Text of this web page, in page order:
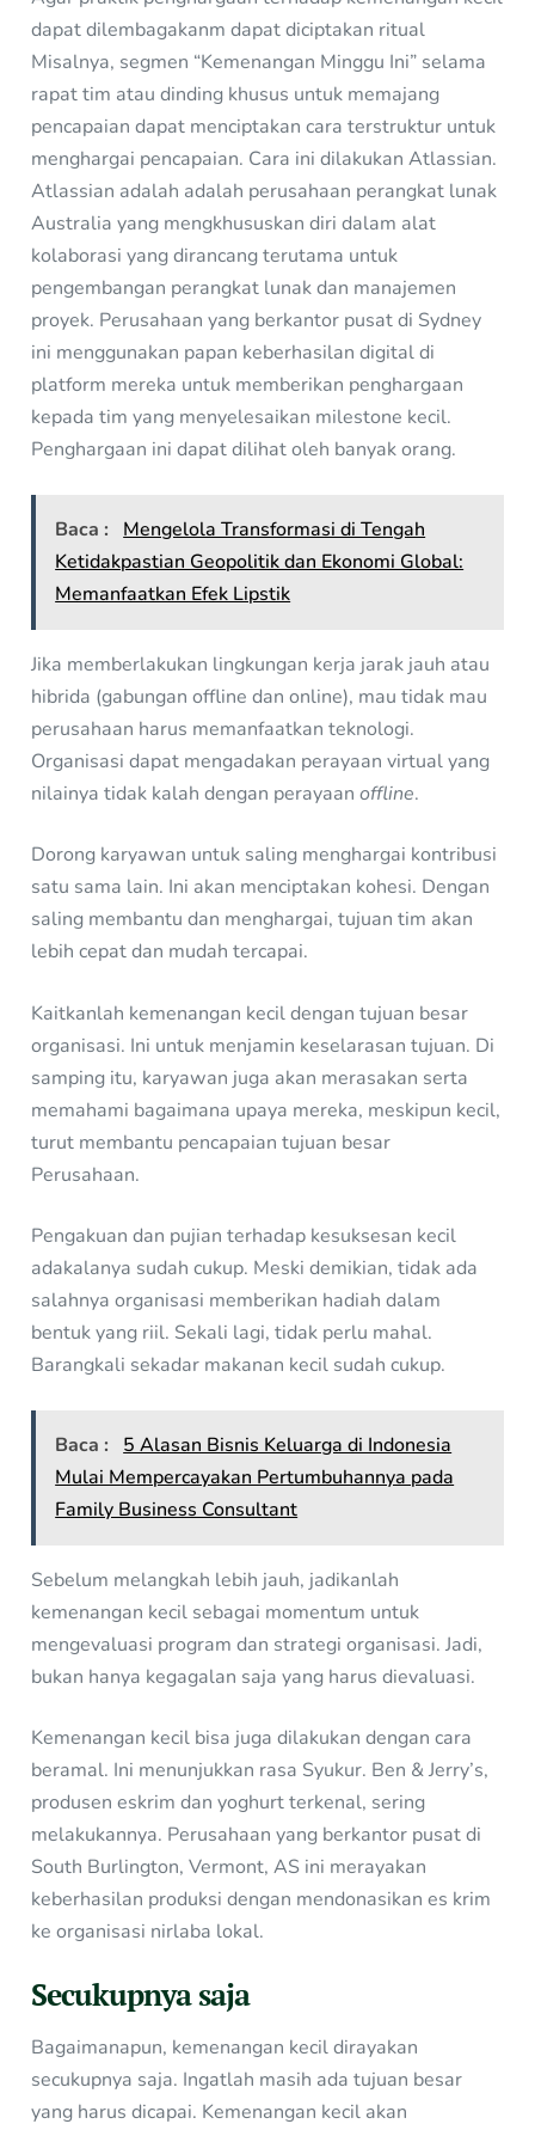
dapat dilembagakanm dapat diciptakan ritual
Misalnya, segmen “Kemenangan Minggu Ini” selama
rapat tim atau dinding khusus untuk memajang
pencapaian dapat menciptakan cara terstruktur untuk
menghargai pencapaian. Cara ini dilakukan Atlassian.
Atlassian adalah adalah perusahaan perangkat lunak
Australia yang mengkhususkan diri dalam alat
kolaborasi yang dirancang terutama untuk
pengembangan perangkat lunak dan manajemen
proyek. Perusahaan yang berkantor pusat di Sydney
ini menggunakan papan keberhasilan digital di
platform mereka untuk memberikan penghargaan
kepada tim yang menyelesaikan milestone kecil.
Penghargaan ini dapat dilihat oleh banyak orang.
Baca :
Mengelola Transformasi di Tengah
Ketidakpastian Geopolitik dan Ekonomi Global:
Memanfaatkan Efek Lipstik
Jika memberlakukan lingkungan kerja jarak jauh atau
hibrida (gabungan offline dan online), mau tidak mau
perusahaan harus memanfaatkan teknologi.
Organisasi dapat mengadakan perayaan virtual yang
nilainya tidak kalah dengan perayaanoffline.
Dorong karyawan untuk saling menghargai kontribusi
satu sama lain. Ini akan menciptakan kohesi. Dengan
saling membantu dan menghargai, tujuan tim akan
lebih cepat dan mudah tercapai.
Kaitkanlah kemenangan kecil dengan tujuan besar
organisasi. Ini untuk menjamin keselarasan tujuan. Di
samping itu, karyawan juga akan merasakan serta
memahami bagaimana upaya mereka, meskipun kecil,
turut membantu pencapaian tujuan besar
Perusahaan.
Pengakuan dan pujian terhadap kesuksesan kecil
adakalanya sudah cukup. Meski demikian, tidak ada
salahnya organisasi memberikan hadiah dalam
bentuk yang riil. Sekali lagi, tidak perlu mahal.
Barangkali sekadar makanan kecil sudah cukup.
Baca :
5 Alasan Bisnis Keluarga di Indonesia
Mulai Mempercayakan Pertumbuhannya pada
Family Business Consultant
Sebelum melangkah lebih jauh, jadikanlah
kemenangan kecil sebagai momentum untuk
mengevaluasi program dan strategi organisasi. Jadi,
bukan hanya kegagalan saja yang harus dievaluasi.
Kemenangan kecil bisa juga dilakukan dengan cara
beramal. Ini menunjukkan rasa Syukur. Ben & Jerry’s,
produsen eskrim dan yoghurt terkenal, sering
melakukannya. Perusahaan yang berkantor pusat di
South Burlington, Vermont, AS ini merayakan
keberhasilan produksi dengan mendonasikan es krim
ke organisasi nirlaba lokal.
Secukupnya saja
Bagaimanapun, kemenangan kecil dirayakan
secukupnya saja. Ingatlah masih ada tujuan besar
yang harus dicapai. Kemenangan kecil akan